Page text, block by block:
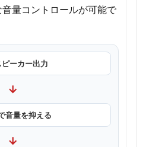
量コントロールが可能で
ーカー出力
→
音量を抑える
→